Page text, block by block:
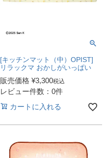
[キッチンマット（中）OPIST]
リラックマ おかしがいっぱい
販売価格 ¥3,300税込
レビュー件数：0件
カートに入れる